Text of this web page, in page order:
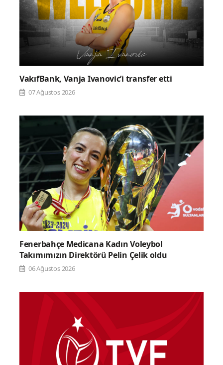
VakıfBank, Vanja Ivanovic’i transfer etti
07 Ağustos 2026
Fenerbahçe Medicana Kadın Voleybol
Takımımızın Direktörü Pelin Çelik oldu
06 Ağustos 2026